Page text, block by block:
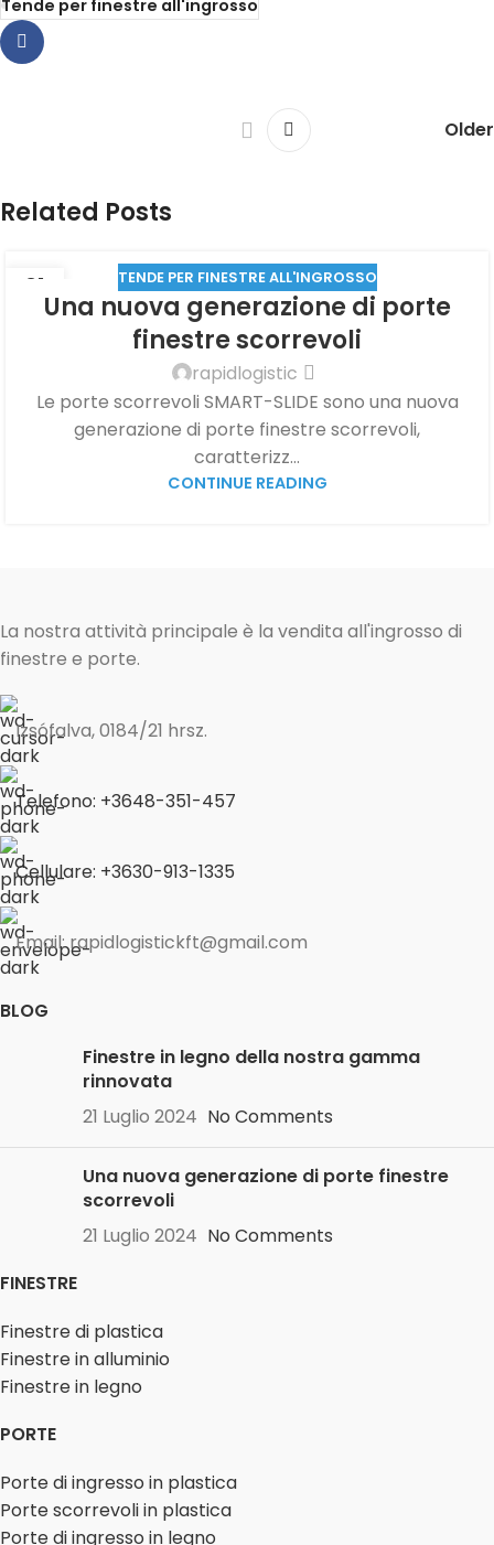
Tende per finestre all'ingrosso
Older
Related Posts
21
LUG
TENDE PER FINESTRE ALL'INGROSSO
Una nuova generazione di porte
finestre scorrevoli
rapidlogistic
Le porte scorrevoli SMART-SLIDE sono una nuova
generazione di porte finestre scorrevoli,
caratterizz...
CONTINUE READING
La nostra attività principale è la vendita all'ingrosso di
finestre e porte.
Izsófalva, 0184/21 hrsz.
Telefono: +3648-351-457
Cellulare: +3630-913-1335
Email: rapidlogistickft@gmail.com
BLOG
Finestre in legno della nostra gamma
rinnovata
21 Luglio 2024 No Comments
Una nuova generazione di porte finestre
scorrevoli
21 Luglio 2024 No Comments
FINESTRE
Finestre di plastica
Finestre in alluminio
Finestre in legno
PORTE
Porte di ingresso in plastica
Porte scorrevoli in plastica
Porte di ingresso in legno